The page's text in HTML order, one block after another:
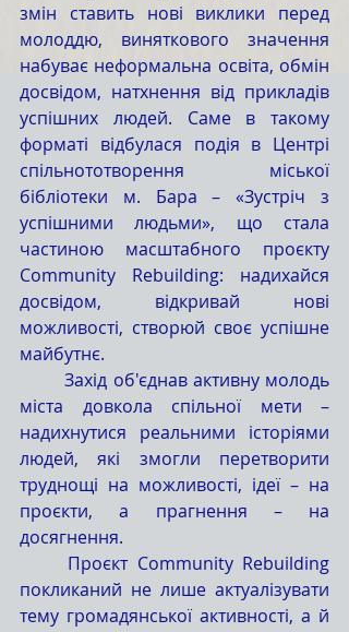
змін ставить нові виклики перед
молоддю, виняткового значення
набуває неформальна освіта, обмін
досвідом, натхнення від прикладів
успішних людей. Саме в такому
форматі відбулася подія в Центрі
спільнототворення міської
бібліотеки м. Бара – «Зустріч з
успішними людьми», що стала
частиною масштабного проєкту
Community Rebuilding: надихайся
досвідом, відкривай нові
можливості, створюй своє успішне
майбутнє.
	Захід об'єднав активну молодь
міста довкола спільної мети –
надихнутися реальними історіями
людей, які змогли перетворити
труднощі на можливості, ідеї – на
проєкти, а прагнення – на
досягнення.
покликаний не лише актуалізувати
тему громадянської активності, а й